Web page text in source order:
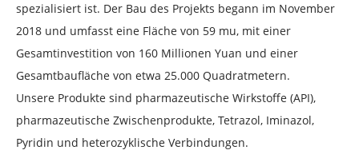
spezialisiert ist. Der Bau des Projekts begann im November
2018 und umfasst eine Fläche von 59 mu, mit einer
Gesamtinvestition von 160 Millionen Yuan und einer
Gesamtbaufläche von etwa 25.000 Quadratmetern.
Unsere Produkte sind pharmazeutische Wirkstoffe (API),
pharmazeutische Zwischenprodukte, Tetrazol, Iminazol,
Pyridin und heterozyklische Verbindungen.